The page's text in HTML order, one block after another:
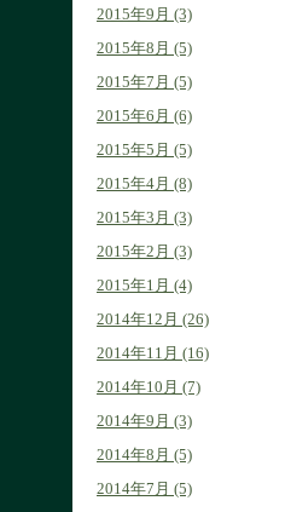
2015年9月 (3)
2015年8月 (5)
2015年7月 (5)
2015年6月 (6)
2015年5月 (5)
2015年4月 (8)
2015年3月 (3)
2015年2月 (3)
2015年1月 (4)
2014年12月 (26)
2014年11月 (16)
2014年10月 (7)
2014年9月 (3)
2014年8月 (5)
2014年7月 (5)